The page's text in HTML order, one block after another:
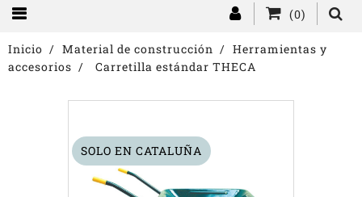
(0)
Inicio Material de construcción
Herramientas y
accesorios
Carretilla estándar THECA
SOLO EN CATALUÑA